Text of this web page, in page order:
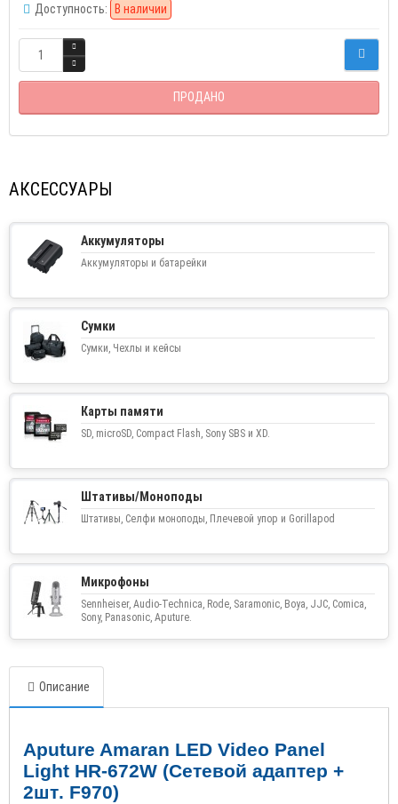
Доступность: В наличии
ПРОДАНО
АКСЕССУАРЫ
Аккумуляторы
Аккумуляторы и батарейки
Сумки
Сумки, Чехлы и кейсы
Карты памяти
SD, microSD, Compact Flash, Sony SBS и XD.
Штативы/Моноподы
Штативы, Селфи моноподы, Плечевой упор и Gorillapod
Микрофоны
Sennheiser, Audio-Technica, Rode, Saramonic, Boya, JJC, Comica,
Sony, Panasonic, Aputure.
Описание
Aputure Amaran LED Video Panel
Light HR-672W (Сетевой адаптер +
2шт. F970)